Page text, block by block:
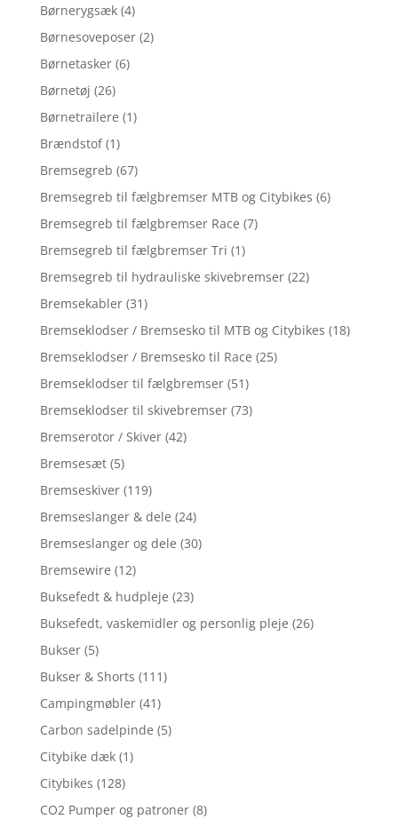
Børnerygsæk (4)
Børnesoveposer (2)
Børnetasker (6)
Børnetøj (26)
Børnetrailere (1)
Brændstof (1)
Bremsegreb (67)
Bremsegreb til fælgbremser MTB og Citybikes (6)
Bremsegreb til fælgbremser Race (7)
Bremsegreb til fælgbremser Tri (1)
Bremsegreb til hydrauliske skivebremser (22)
Bremsekabler (31)
Bremseklodser / Bremsesko til MTB og Citybikes (18)
Bremseklodser / Bremsesko til Race (25)
Bremseklodser til fælgbremser (51)
Bremseklodser til skivebremser (73)
Bremserotor / Skiver (42)
Bremsesæt (5)
Bremseskiver (119)
Bremseslanger & dele (24)
Bremseslanger og dele (30)
Bremsewire (12)
Buksefedt & hudpleje (23)
Buksefedt, vaskemidler og personlig pleje (26)
Bukser (5)
Bukser & Shorts (111)
Campingmøbler (41)
Carbon sadelpinde (5)
Citybike dæk (1)
Citybikes (128)
CO2 Pumper og patroner (8)